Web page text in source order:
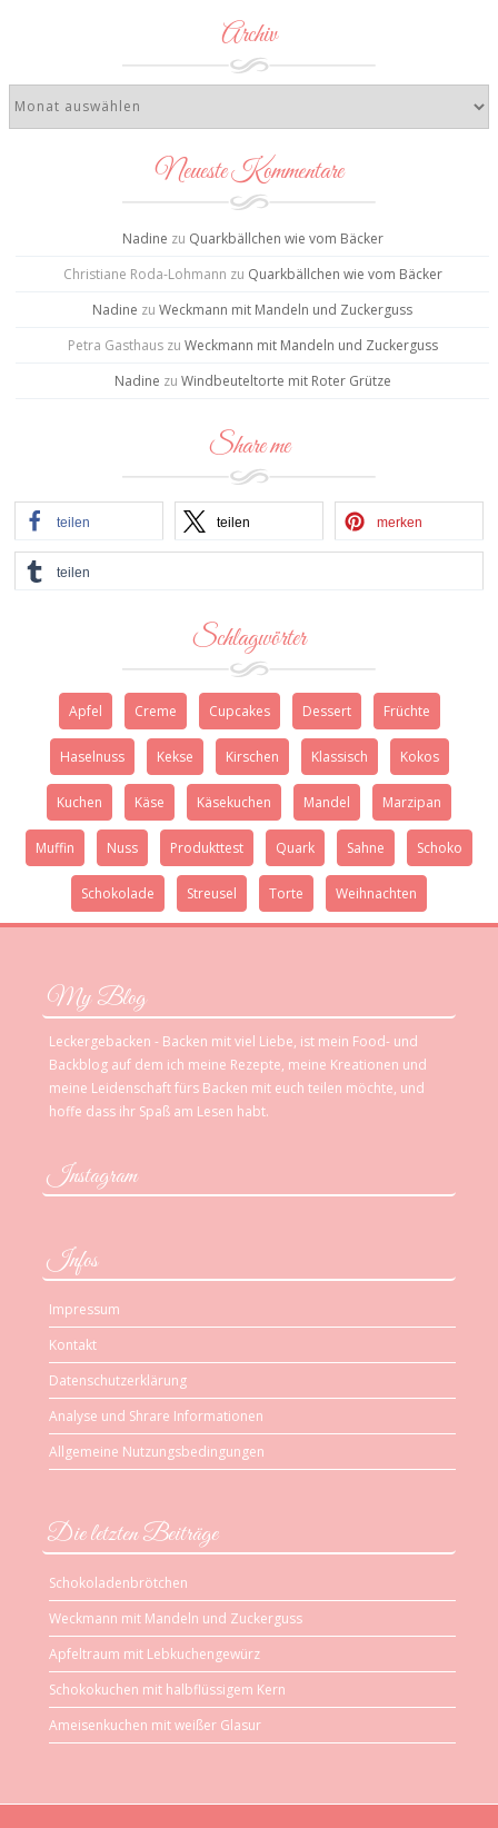
Archiv
Neueste Kommentare
Nadine zu Quarkbällchen wie vom Bäcker
Christiane Roda-Lohmann zu Quarkbällchen wie vom Bäcker
Nadine zu Weckmann mit Mandeln und Zuckerguss
Petra Gasthauszu Weckmann mit Mandeln und Zuckerguss
Nadine zu Windbeuteltorte mit Roter Grütze
Share me
teilen teilen merken
teilen
Schlagwörter
Apfel Creme Cupcakes Dessert Früchte
Haselnuss Kekse Kirschen Klassisch Kokos
Kuchen Käse Käsekuchen Mandel Marzipan
Muffin Nuss Produkttest Quark Sahne Schoko
Schokolade Streusel Torte Weihnachten
My Blog
Leckergebacken - Backen mit viel Liebe, ist mein Food- und
Backblog auf dem ich meine Rezepte, meine Kreationen und
meine Leidenschaft fürs Backen mit euch teilen möchte, und
hoffe dass ihr Spaß am Lesen habt.
Instagram
Infos
Impressum
Kontakt
Datenschutzerklärung
Analyse und Shrare Informationen
Allgemeine Nutzungsbedingungen
Die letzten Beiträge
Schokoladenbrötchen
Weckmann mit Mandeln und Zuckerguss
Apfeltraum mit Lebkuchengewürz
Schokokuchen mit halbflüssigem Kern
Ameisenkuchen mit weißer Glasur